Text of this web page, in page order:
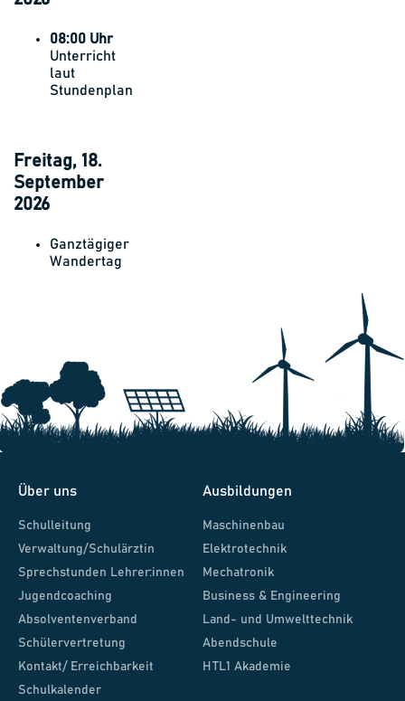
08:00 Uhr
Unterricht
laut
Stundenplan
Freitag, 18.
September
2026
Ganztägiger
Wandertag
Über uns
Schulleitung
Verwaltung/Schulärztin
Sprechstunden Lehrer:innen
Jugendcoaching
Absolventenverband
Schülervertretung
Kontakt/ Erreichbarkeit
Schulkalender
Ausbildungen
Maschinenbau
Elektrotechnik
Mechatronik
Business & Engineering
Land- und Umwelttechnik
Abendschule
HTL1 Akademie